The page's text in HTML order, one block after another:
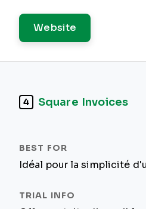
Website
4 Square Invoices
Idéal pour la simplicité